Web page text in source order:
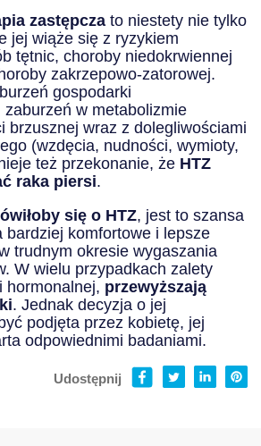
zastępcza to niestety nie tylko
jej wiąże się z ryzykiem
tętnic, choroby niedokrwiennej
zakrzepowo-zatorowej.
gospodarki
w metabolizmie
brzusznej wraz z dolegliwościami
(wzdęcia, nudności, wymioty,
też przekonanie, że HTZ
raka piersi.
się o HTZ, jest to szansa
bardziej komfortowe i lepsze
trudnym okresie wygaszania
W wielu przypadkach zalety
hormonalnej, przewyższają
. Jednak decyzja o jej
podjęta przez kobietę, jej
odpowiednimi badaniami.
Udostępnij